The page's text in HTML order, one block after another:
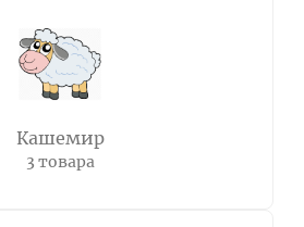
Кашемир
3 товара